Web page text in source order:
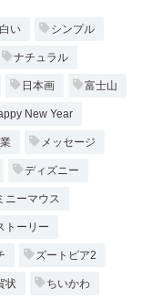
い シンプル
ナチュラル
日本画 富士山
New Year
メッセージ
ディズニー
ニーマウス
トーリー
ズートピア2
状 ちいかわ